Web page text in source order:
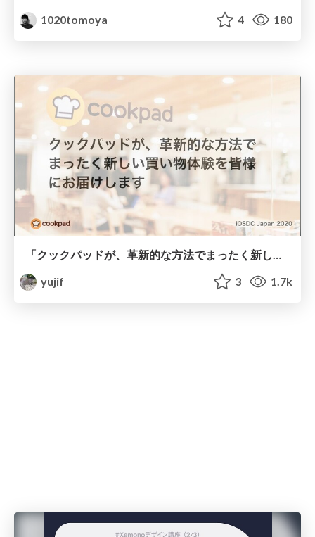
1020tomoya
4 180
「クックパッドが、革新的な方法でまったく新しい買い物体験を皆様にお届けします」 / iOSDC Japan 2020 - Day 2 - Cookpad
yujif
3 1.7k